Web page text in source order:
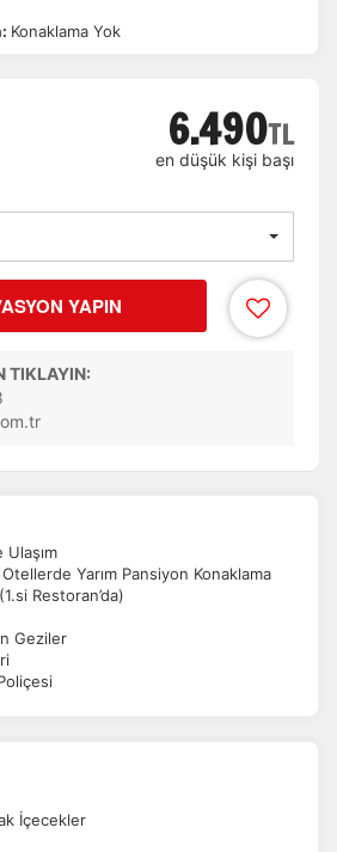
Konaklama Yok
6.490TL
en düşük kişi başı
YAPIN
TIKLAYIN:
Ulaşım
Yarım Pansiyon Konaklama
Restoran’da)
Geziler
İçecekler